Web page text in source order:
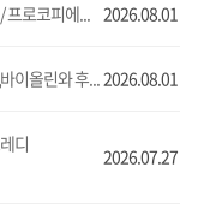
프로코피에... 2026.08.01
이올린와 후...2026.08.01
디
2026.07.27